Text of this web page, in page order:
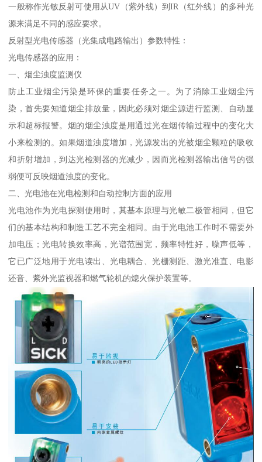
一般称作光敏反射可使用从UV（紫外线）到IR（红外线）的多种光
源来满足不同的感应要求。
反射型光电传感器（光集成电路输出）参数特性：
光电传感器的应用：
一、烟尘浊度监测仪
防止工业烟尘污染是环保的重要任务之一。为了消除工业烟尘污
染，首先要知道烟尘排放量，因此必须对烟尘源进行监测、自动显
示和超标报警。烟的烟尘浊度是用通过光在烟传输过程中的变化大
小来检测的。如果烟道浊度增加，光源发出的光被烟尘颗粒的吸收
和折射增加，到达光检测器的光减少，因而光检测器输出信号的强
弱便可反映烟道浊度的变化。
二、光电池在光电检测和自动控制方面的应用
光电池作为光电探测使用时，其基本原理与光敏二极管相同，但它
们的基本结构和制造工艺不完全相同。由于光电池工作时不需要外
加电压；光电转换效率高，光谱范围宽，频率特性好，噪声低等，
它已广泛地用于光电读出、光电耦合、光栅测距、激光准直、电影
还音、紫外光监视器和燃气轮机的熄火保护装置等。